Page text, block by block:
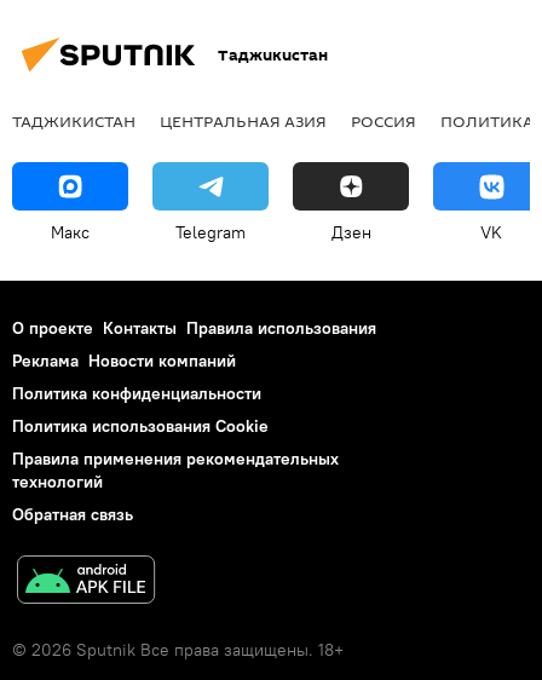
Таджикистан
ТАДЖИКИСТАН ЦЕНТРАЛЬНАЯ АЗИЯ РОССИЯ ПОЛИТИКА
Макс Telegram Дзен VK
О проекте Контакты Правила использования
Реклама Новости компаний
Политика конфиденциальности
Политика использования Cookie
Правила применения рекомендательных
технологий
Обратная связь
© 2026 Sputnik Все права защищены. 18+